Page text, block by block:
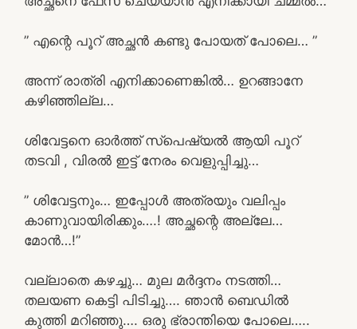
” എന്റെ പൂറ് അച്ഛൻ കണ്ടു പോയത് പോലെ… ”
അന്ന് രാത്രി എനിക്കാണെങ്കിൽ… ഉറങ്ങാനേ
കഴിഞ്ഞില്ല…
ശിവേട്ടനെ ഓർത്ത് സ്പെഷ്യൽ ആയി പൂറ്
തടവി , വിരൽ ഇട്ട് നേരം വെളുപ്പിച്ചു…
” ശിവേട്ടനും… ഇപ്പോൾ അത്രയും വലിപ്പം
കാണുവായിരിക്കും….! അച്ഛന്റെ അല്ലേ…
മോൻ…!”
വല്ലാതെ കഴച്ചു… മുല മർദ്ദനം നടത്തി…
തലയണ കെട്ടി പിടിച്ചു…. ഞാൻ ബെഡിൽ
കുത്തി മറിഞ്ഞു…. ഒരു ഭ്രാന്തിയെ പോലെ…..